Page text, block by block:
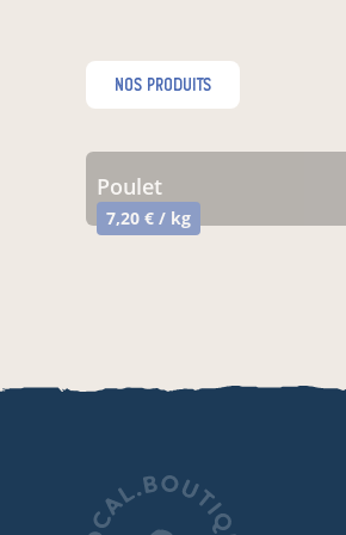
nos produits
poulet
7,20 € / kg